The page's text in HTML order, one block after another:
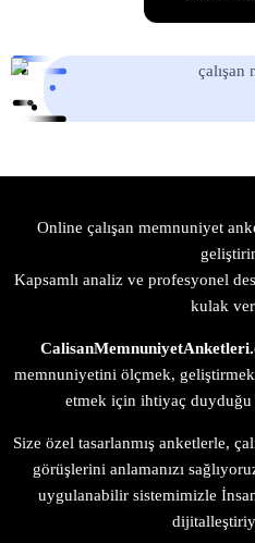
Online çalışan memnuniyet
Kapsamlı analiz ve profesyonel
kulak
memnuniyetini ölçmek,
etmek için ihtiyaç duyduğu
Size özel tasarlanmış anketlerle,
görüşlerini anlamanızı
uygulanabilir sistemimizle